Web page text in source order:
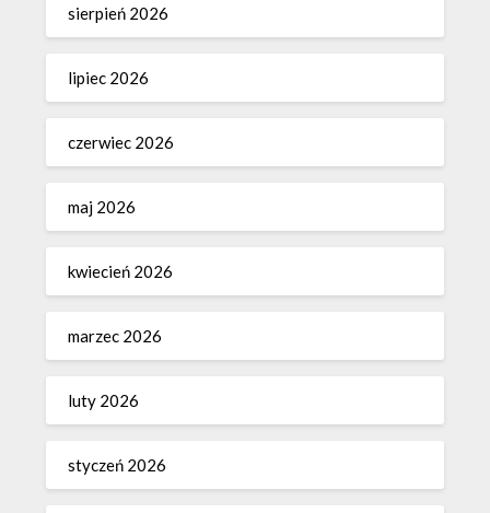
sierpień 2026
lipiec 2026
czerwiec 2026
maj 2026
kwiecień 2026
marzec 2026
luty 2026
styczeń 2026